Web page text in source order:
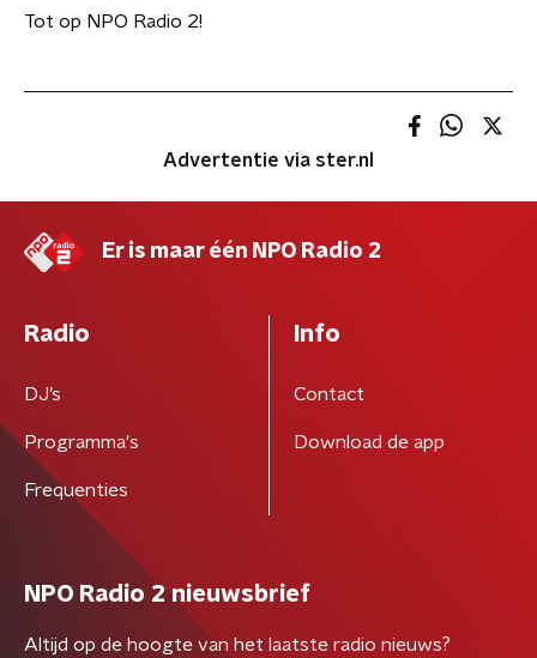
Tot op NPO Radio 2!
Advertentie via ster.nl
Er is maar één NPO Radio 2
Radio
DJ’s
Programma's
Frequenties
Info
Contact
Download de app
NPO Radio 2 nieuwsbrief
Altijd op de hoogte van het laatste radio nieuws?